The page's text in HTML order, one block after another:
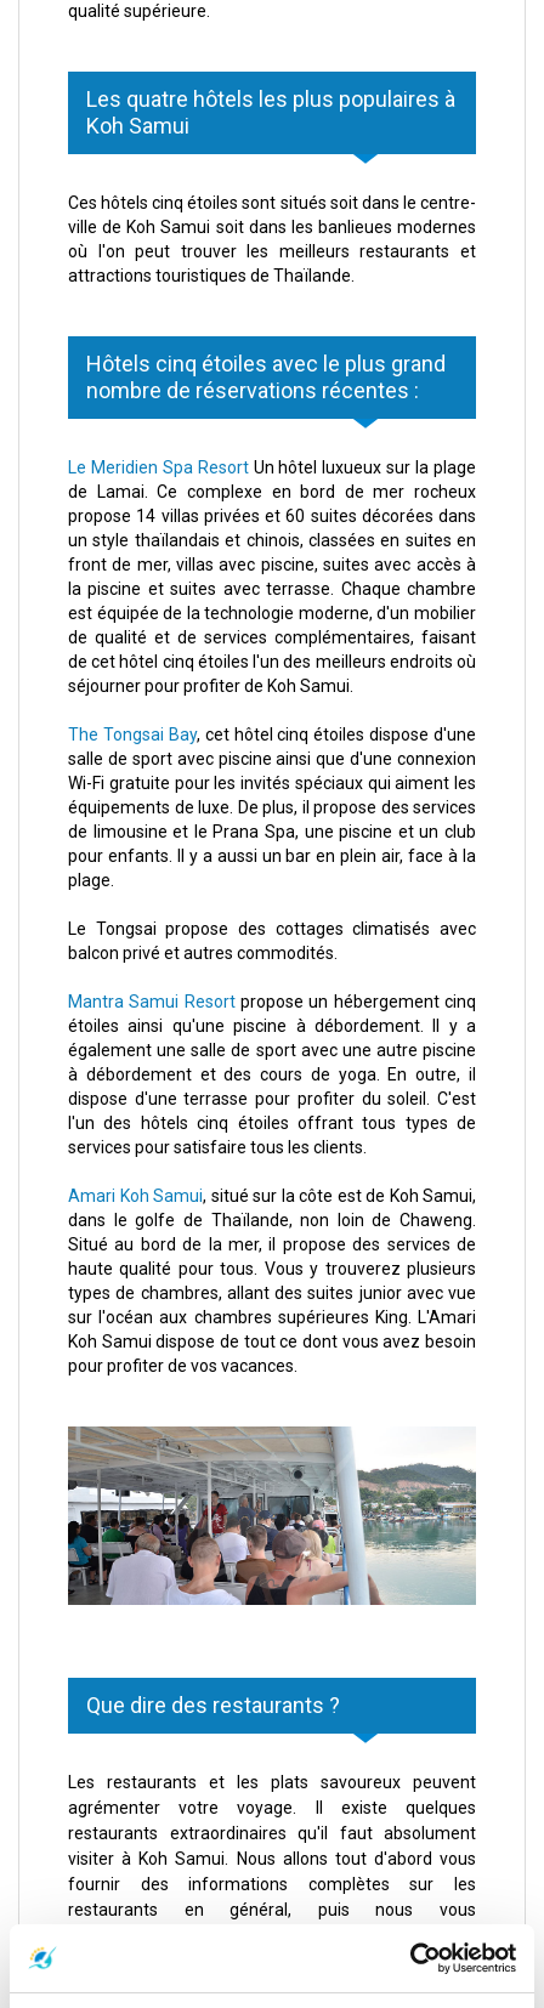
qualité supérieure.
Les quatre hôtels les plus populaires à
Koh Samui
Ces hôtels cinq étoiles sont situés soit dans le centre-
ville de Koh Samui soit dans les banlieues modernes
où l'on peut trouver les meilleurs restaurants et
attractions touristiques de Thaïlande.
Hôtels cinq étoiles avec le plus grand
nombre de réservations récentes :
Le Meridien Spa ResortUn hôtel luxueux sur la plage
de Lamai. Ce complexe en bord de mer rocheux
propose 14 villas privées et 60 suites décorées dans
un style thaïlandais et chinois, classées en suites en
front de mer, villas avec piscine, suites avec accès à
la piscine et suites avec terrasse. Chaque chambre
est équipée de la technologie moderne, d'un mobilier
de qualité et de services complémentaires, faisant
de cet hôtel cinq étoiles l'un des meilleurs endroits où
séjourner pour profiter de Koh Samui.
The Tongsai Bay, cet hôtel cinq étoiles dispose d'une
salle de sport avec piscine ainsi que d'une connexion
Wi-Fi gratuite pour les invités spéciaux qui aiment les
équipements de luxe. De plus, il propose des services
de limousine et le Prana Spa, une piscine et un club
pour enfants. Il y a aussi un bar en plein air, face à la
plage.
Le Tongsai propose des cottages climatisés avec
balcon privé et autres commodités.
Mantra Samui Resortpropose un hébergement cinq
étoiles ainsi qu'une piscine à débordement. Il y a
également une salle de sport avec une autre piscine
à débordement et des cours de yoga. En outre, il
dispose d'une terrasse pour profiter du soleil. C'est
l'un des hôtels cinq étoiles offrant tous types de
services pour satisfaire tous les clients.
Amari Koh Samui, situé sur la côte est de Koh Samui,
dans le golfe de Thaïlande, non loin de Chaweng.
Situé au bord de la mer, il propose des services de
haute qualité pour tous. Vous y trouverez plusieurs
types de chambres, allant des suites junior avec vue
sur l'océan aux chambres supérieures King. L'Amari
Koh Samui dispose de tout ce dont vous avez besoin
pour profiter de vos vacances.
Que dire des restaurants ?
Les restaurants et les plats savoureux peuvent
agrémenter votre voyage. Il existe quelques
restaurants extraordinaires qu'il faut absolument
visiter à Koh Samui. Nous allons tout d'abord vous
fournir des informations complètes sur les
restaurants en général, puis nous vous